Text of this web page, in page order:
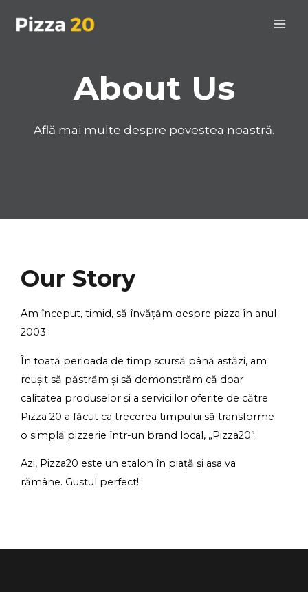
About Us
Află mai multe despre povestea noastră.
Our Story
Am început, timid, să învățăm despre pizza în anul
2003.
În toată perioada de timp scursă până astăzi, am
reușit să păstrăm și să demonstrăm că doar
calitatea produselor și a serviciilor oferite de către
Pizza 20 a făcut ca trecerea timpului să transforme
o simplă pizzerie într-un brand local, „Pizza20”.
Azi, Pizza20 este un etalon în piață și așa va
rămâne. Gustul perfect!